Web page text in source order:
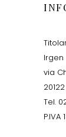
Irgen
via
Tel.
P.IVA